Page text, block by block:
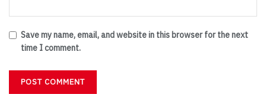
Save my name, email, and website in this browser for the next
time I comment.